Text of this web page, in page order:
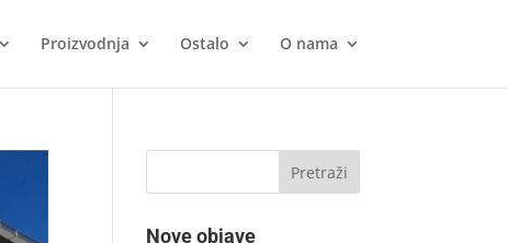
Proizvodnja Ostalo O nama
Nove objave